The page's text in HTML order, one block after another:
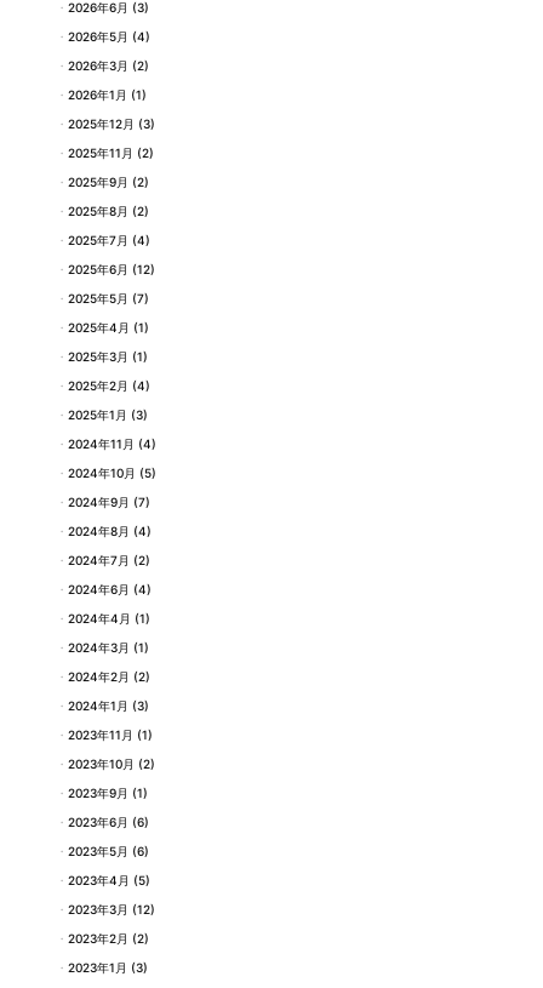
2026年6月 (3)
2026年5月 (4)
2026年3月 (2)
2026年1月 (1)
2025年12月 (3)
2025年11月 (2)
2025年9月 (2)
2025年8月 (2)
2025年7月 (4)
2025年6月 (12)
2025年5月 (7)
2025年4月 (1)
2025年3月 (1)
2025年2月 (4)
2025年1月 (3)
2024年11月 (4)
2024年10月 (5)
2024年9月 (7)
2024年8月 (4)
2024年7月 (2)
2024年6月 (4)
2024年4月 (1)
2024年3月 (1)
2024年2月 (2)
2024年1月 (3)
2023年11月 (1)
2023年10月 (2)
2023年9月 (1)
2023年6月 (6)
2023年5月 (6)
2023年4月 (5)
2023年3月 (12)
2023年2月 (2)
2023年1月 (3)